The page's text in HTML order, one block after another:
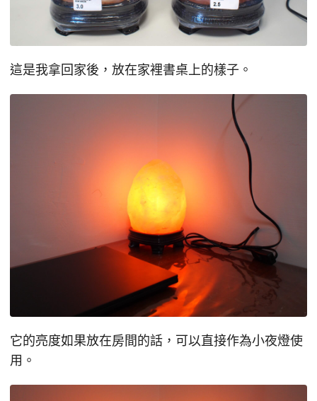
這是我拿回家後，放在家裡書桌上的樣子。
它的亮度如果放在房間的話，可以直接作為小夜燈使
用。